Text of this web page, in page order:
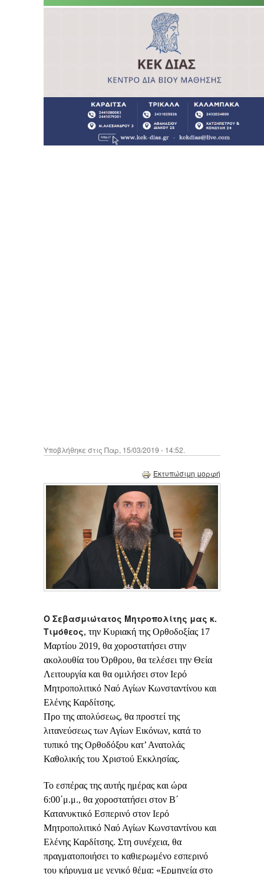
Υποβλήθηκε στις Παρ, 15/03/2019 - 14:52.
Εκτυπώσιμη μορφή
Ο Σεβασμιώτατος Μητροπολίτης μας κ.
Τιμόθεος, την Κυριακή της Ορθοδοξίας 17
Μαρτίου 2019, θα χοροστατήσει στην
ακολουθία του Όρθρου, θα τελέσει την Θεία
Λειτουργία και θα ομιλήσει στον Ιερό
Μητροπολιτικό Ναό Αγίων Κωνσταντίνου και
Ελένης Καρδίτσης.
Προ της απολύσεως, θα προστεί της
λιτανεύσεως των Αγίων Εικόνων, κατά το
τυπικό της Ορθοδόξου κατ’ Ανατολάς
Καθολικής του Χριστού Εκκλησίας.
Το εσπέρας της αυτής ημέρας και ώρα
6:00΄μ.μ., θα χοροστατήσει στον Β΄
Κατανυκτικό Εσπερινό στον Ιερό
Μητροπολιτικό Ναό Αγίων Κωνσταντίνου και
Ελένης Καρδίτσης. Στη συνέχεια, θα
πραγματοποιήσει το καθιερωμένο εσπερινό
του κήρυγμα με γενικό θέμα: «Ερμηνεία στο